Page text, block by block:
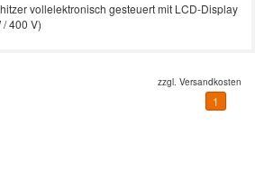
vollelektronisch gesteuert mit LCD-Display
400 V)
zzgl. Versandkosten
1